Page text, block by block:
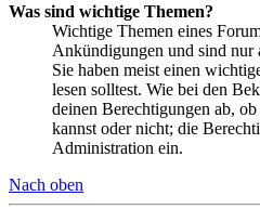
Was sind wichtige Themen?
Wichtige Themen eines
Ankündigungen und sind nur
Sie haben meist einen
lesen solltest. Wie bei den
deinen Berechtigungen ab,
kannst oder nicht; die
Administration ein.
Nach oben